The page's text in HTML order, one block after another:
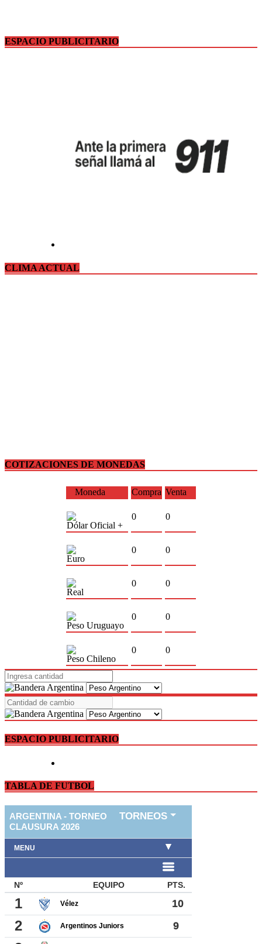
ESPACIO PUBLICITARIO
CLIMA ACTUAL
COTIZACIONES DE MONEDAS
Moneda Compra Venta
Dólar Oficial +
0 0
Euro
0 0
Real
0 0
Peso Uruguayo
0 0
Peso Chileno
0 0
ESPACIO PUBLICITARIO
TABLA DE FUTBOL